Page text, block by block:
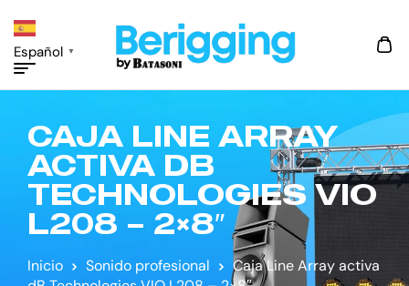
Español ▼
CAJA LINE ARRAY
ACTIVA DB
TECHNOLOGIES VIO
L208 – 2×8″
Inicio Sonido profesional
Caja Line Array activa